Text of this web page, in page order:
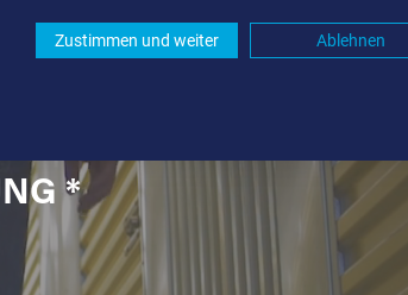
*
Zustimmen und weiter Ablehnen